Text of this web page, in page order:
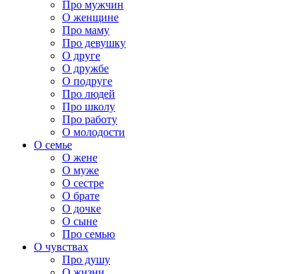
Про мужчин
О женщине
Про маму
Про девушку
О друге
О дружбе
О подруге
Про людей
Про школу
Про работу
О молодости
О семье
О жене
О муже
О сестре
О брате
О дочке
О сыне
Про семью
О чувствах
Про душу